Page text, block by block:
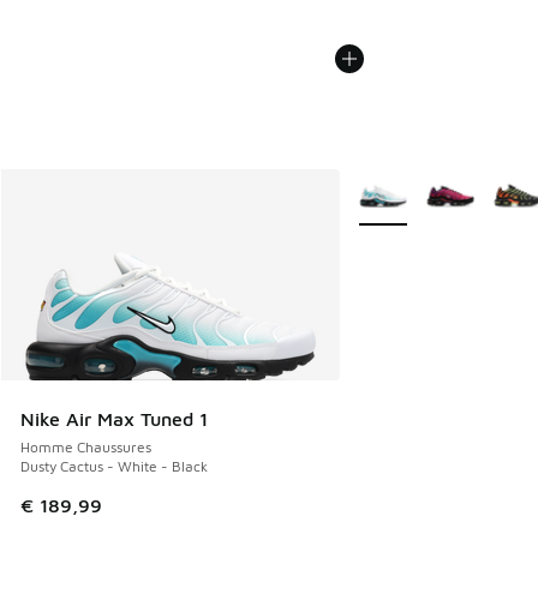
Nike Air Max Tuned 1
Homme Chaussures
Dusty Cactus - White - Black
€ 189,99
Plus de couleurs